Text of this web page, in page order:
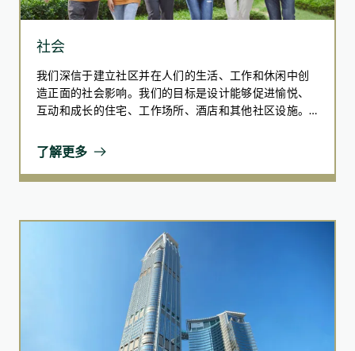
推动绿色租赁的发展，推广环保实践和措施
通过回应持份者的需求和关注，提供优质的产品和服
推出如心赏会员奖赏计划及「My Places By
Chinachem Group」流动应用程式
定期与租户和客户进行互动沟通
实施严格的品质保证机制，以确保我们产品和服务维
租户及客户参与
可持续融资及创效投资
建议旨在加强可持续融资及创效投资的发展，包括：
为金融机构提供更全面的行业支援与操作指引
扩大《香港可持续金融分类目录》，引导资金流向重
点推动可持续发展的领域
候适应能力
促进公私伙伴关系和策略合作
提升创效投资的可及性及市场认知度
社会
我们深信于建立社区并在人们的生活、工作和休闲中创
造正面的社会影响。我们的目标是设计能够促进愉悦、
互动和成长的住宅、工作场所、酒店和其他社区设施。
们致力打造共融空间，支持弱势群体并促进社会公平。
透过应对社会所面临的挑战，我们希望带来正面的社会
变革，创造可持续、公平和繁荣的环境。我们承诺与社
了解更多